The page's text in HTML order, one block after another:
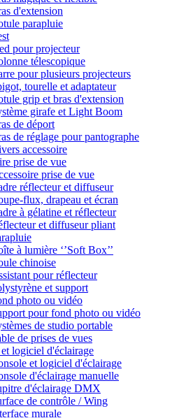
d'extension
parapluie
pour projecteur
télescopique
pour plusieurs projecteurs
tourelle et adaptateur
grip et bras d'extension
girafe et Light Boom
de déport
de réglage pour pantographe
accessoire
prise de vue
prise de vue
réflecteur et diffuseur
flux, drapeau et écran
à gélatine et réflecteur
et diffuseur pliant
à lumière ‘’Soft Box’’
chinoise
pour réflecteur
et support
photo ou vidéo
pour fond photo ou vidéo
de studio portable
de prises de vues
logiciel d'éclairage
et logiciel d'éclairage
d'éclairage manuelle
d'éclairage DMX
de contrôle / Wing
murale